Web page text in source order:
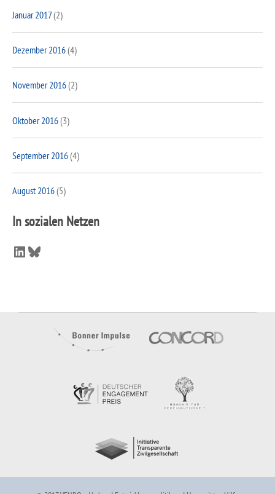
Januar 2017(2)
Dezember 2016(4)
November 2016(2)
Oktober 2016(3)
September 2016(4)
August 2016(5)
In sozialen Netzen
LinkedIn
Bluesky